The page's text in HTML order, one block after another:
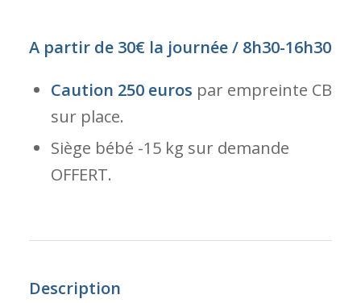
A partir de 30€ la journée / 8h30-16h30
Caution 250 euros par empreinte CB
sur place.
Siège bébé -15 kg sur demande
OFFERT.
Description